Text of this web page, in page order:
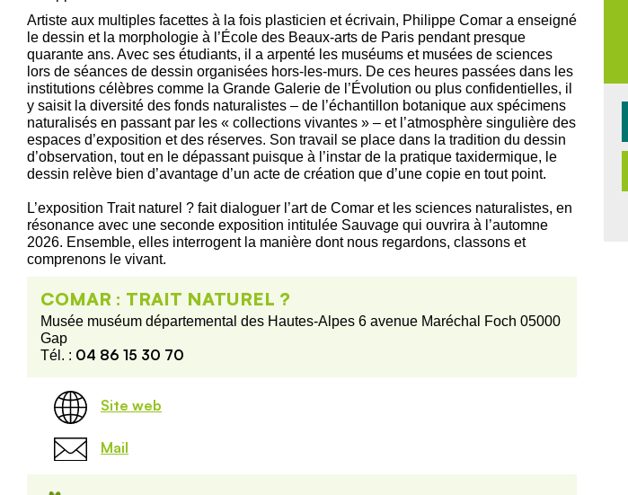
Artiste aux multiples facettes à la fois plasticien et écrivain, Philippe Comar a enseigné
le dessin et la morphologie à l’École des Beaux-arts de Paris pendant presque
quarante ans. Avec ses étudiants, il a arpenté les muséums et musées de sciences
lors de séances de dessin organisées hors-les-murs. De ces heures passées dans les
institutions célèbres comme la Grande Galerie de l’Évolution ou plus confidentielles, il
y saisit la diversité des fonds naturalistes – de l’échantillon botanique aux spécimens
naturalisés en passant par les « collections vivantes » – et l’atmosphère singulière des
espaces d’exposition et des réserves. Son travail se place dans la tradition du dessin
d’observation, tout en le dépassant puisque à l’instar de la pratique taxidermique, le
dessin relève bien d’avantage d’un acte de création que d’une copie en tout point.
L’exposition Trait naturel ? fait dialoguer l’art de Comar et les sciences naturalistes, en
résonance avec une seconde exposition intitulée Sauvage qui ouvrira à l’automne
2026. Ensemble, elles interrogent la manière dont nous regardons, classons et
comprenons le vivant.
COMAR : TRAIT NATUREL ?
Musée muséum départemental des Hautes-Alpes 6 avenue Maréchal Foch 05000
Gap
Tél. : 04 86 15 30 70
Site web
Mail